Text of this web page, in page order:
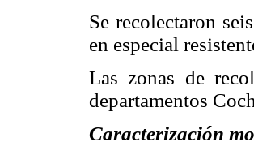
Se recolectaron
en especial
Las zonas de
departamentos
Caracterización